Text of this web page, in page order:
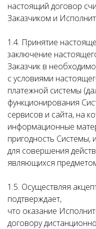
настоящий договор
Заказчиком и
1.4. Принятие
заключение
Заказчик в
с условиями
платежной системы
функционирования
сервисов и сайта, на
информационные
пригодность Системы,
для совершения
являющихся
1.5. Осуществляя
подтверждает,
что оказание
договору